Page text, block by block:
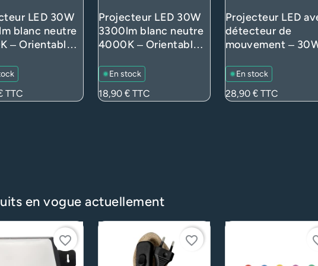
LED 30W
blanc neutre
– Orientable,
(extérieur)
TTC
Projecteur LED 30W
3300lm blanc neutre
4000K – Orientable,
IP65 Noir (extérieur)
En stock
Prix
18,90 €TTC
Projecteur LED
détecteur de
mouvement –
– Orientable,
connecteur rapide
IP65 Blanc
En stock
Prix
28,90 €TTC
en vogue actuellement
favorite_border favorite_border